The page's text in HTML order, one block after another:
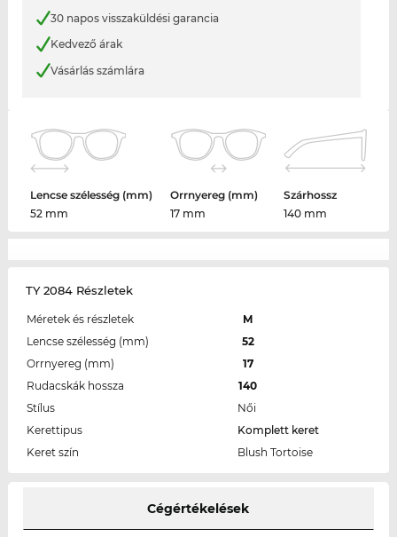
30 napos visszaküldési garancia
Kedvező árak
Vásárlás számlára
Lencse szélesség (mm)
52 mm
Orrnyereg (mm)
17 mm
Szárhossz
140 mm
TY 2084 Részletek
Méretek és részletek
M
Lencse szélesség (mm)
52
Orrnyereg (mm)
17
Rudacskák hossza
140
Stílus
Női
Kerettipus
Komplett keret
Keret szín
Blush Tortoise
Cégértékelések